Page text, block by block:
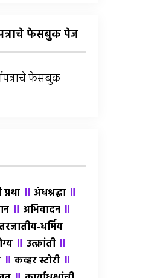
फेसबुक पेज
फेसबुक
॥ अंधश्रद्धा ॥
॥ अभिवादन ॥
धर्मिय
॥ उत्क्रांती ॥
॥कव्हर स्टोरी ॥